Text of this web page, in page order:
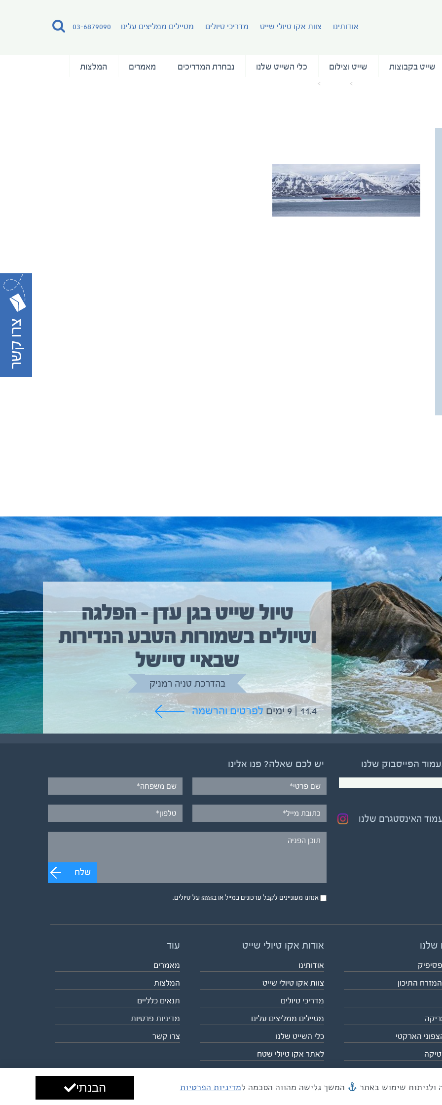
03-6879090 אודותינו צוות אקו טיולי שייט מדריכי טיולים מטיילים ממליצים עלינו
שייט בקבוצות שייט וצילום כלי השייט שלנו נבחרת המדריכים מאמרים המלצות
טיול שייט בגן עדן – הפלגה
וטיולים בשמורות הטבע הנדירות
שבאיי סיישל
בהדרכת טניה רמניק
11.4 | 9 ימים לפרטים והרשמה
טיול שייט מקיף איסלנד
בהדרכת גיל יניב
5.6 | 12 ימים לפרטים והרשמה
הפייסבוק שלנו
האינסטגרם שלנו
יש לכם שאלה? פנו אלינו
שלח
אנחנו מעוניינים לקבל עדכונים במייל או בsms על טיולים.
שלנו
התיכון
הארקטי
אודות אקו טיולי שייט
אודותינו
צוות אקו טיולי שייט
מדריכי טיולים
מטיילים ממליצים עלינו
כלי השייט שלנו
לאתר אקו טיולי שטח
עוד
מאמרים
המלצות
תנאים כלליים
מדיניות פרטיות
צרו קשר
מייל mail@eco.co.il | כתובתנו המסגר 55, תל אביב עיצוב ופיתוח: ביבר גלובל
המשך גלישה מהווה הסכמה למדיניות הפרטיות הבנתי